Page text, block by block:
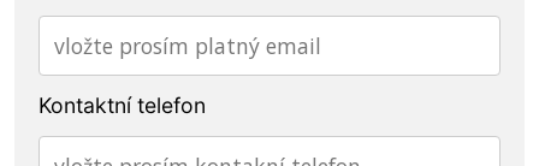
Kontaktní telefon